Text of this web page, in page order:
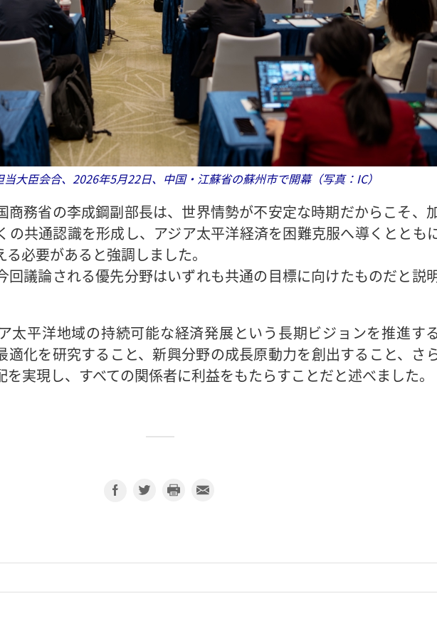
当大臣会合、2026年5月22日、中国・江蘇省の蘇州市で開幕（写真：IC）
商務省の李成鋼副部長は、世界情勢が不安定な時期だからこそ、
の共通認識を形成し、アジア太平洋経済を困難克服へ導くととも
必要があると強調しました。
回議論される優先分野はいずれも共通の目標に向けたものだと説
太平洋地域の持続可能な経済発展という長期ビジョンを推進す
適化を研究すること、新興分野の成長原動力を創出すること、さ
実現し、すべての関係者に利益をもたらすことだと述べました。